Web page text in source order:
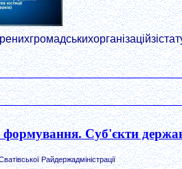
формування. Суб'єкти
Райдержадміністрації